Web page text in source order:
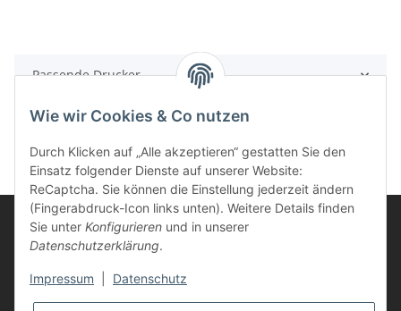
Passende Drucker
Wie wir Cookies & Co nutzen
Durch Klicken auf „Alle akzeptieren“ gestatten Sie den
Einsatz folgender Dienste auf unserer Website:
ReCaptcha. Sie können die Einstellung jederzeit ändern
(Fingerabdruck-Icon links unten). Weitere Details finden
Sie unter Konfigurieren und in unserer
Datenschutzerklärung.
Impressum Datenschutz